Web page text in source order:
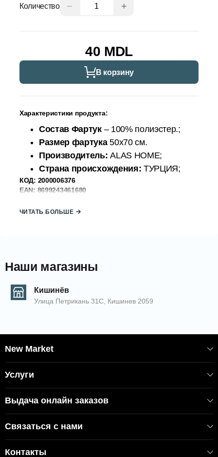
Количество − +
40 MDL
В корзину
Характеристики продукта:
Состав Фартук – 100% полиэстер.;
Размер фартука50х70 см.
Производитель: ALAS HOME;
Страна происхождения: ТУРЦИЯ;
КОД: 2000006376
EAN: 8699243461680
ЧИТАТЬ БОЛЬШЕ
Наши магазины
Кишинёв
Улица Петрикань 31С, Кишинев 2059
New Market
Услуги
Выдача онлайн заказов
Связаться с нами
Контакты